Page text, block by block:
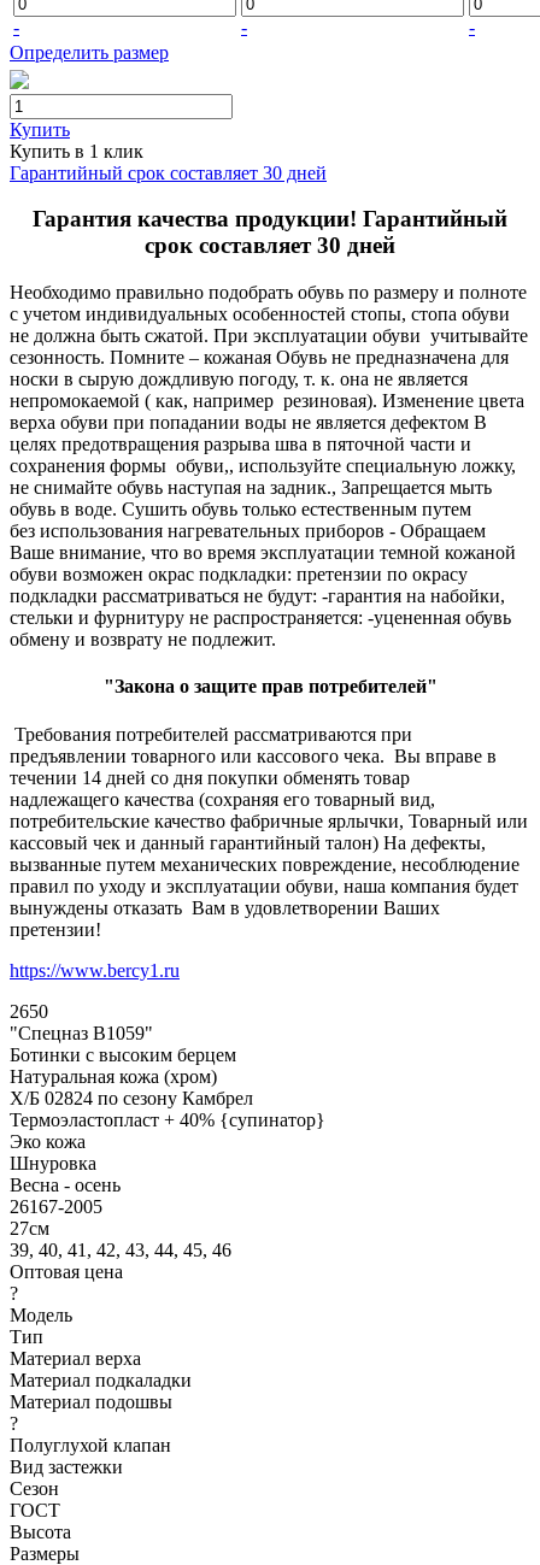
- -
-
Определить размер
Купить
Купить в 1 клик
Гарантийный срок составляет 30 дней
Гарантия качества продукции! Гарантийный
срок составляет 30 дней
Необходимо правильно подобрать обувь по размеру и полноте
с учетом индивидуальных особенностей стопы, стопа обуви
не должна быть сжатой. При эксплуатации обуви учитывайте
сезонность. Помните – кожаная Обувь не предназначена для
носки в сырую дождливую погоду, т. к. она не является
непромокаемой ( как, например резиновая). Изменение цвета
верха обуви при попадании воды не является дефектом В
целях предотвращения разрыва шва в пяточной части и
сохранения формы обуви,, используйте специальную ложку,
не снимайте обувь наступая на задник., Запрещается мыть
обувь в воде. Сушить обувь только естественным путем
без использования нагревательных приборов - Обращаем
Ваше внимание, что во время эксплуатации темной кожаной
обуви возможен окрас подкладки: претензии по окрасу
подкладки рассматриваться не будут: -гарантия на набойки,
стельки и фурнитуру не распространяется: -уцененная обувь
обмену и возврату не подлежит.
"Закона о защите прав потребителей"
Требования потребителей рассматриваются при
предъявлении товарного или кассового чека. Вы вправе в
течении 14 дней со дня покупки обменять товар
надлежащего качества (сохраняя его товарный вид,
потребительские качество фабричные ярлычки, Товарный или
кассовый чек и данный гарантийный талон) На дефекты,
вызванные путем механических повреждение, несоблюдение
правил по уходу и эксплуатации обуви, наша компания будет
вынуждены отказать Вам в удовлетворении Ваших
претензии!
https://www.bercy1.ru
2650
"Спецназ В1059"
Ботинки с высоким берцем
Натуральная кожа (хром)
Х/Б 02824 по сезону Камбрел
Термоэластопласт + 40% {супинатор}
Эко кожа
Шнуровка
Весна - осень
26167-2005
27см
39, 40, 41, 42, 43, 44, 45, 46
Оптовая цена
?
Модель
Тип
Материал верха
Материал подкаладки
Материал подошвы
?
Полуглухой клапан
Вид застежки
Сезон
ГОСТ
Высота
Размеры